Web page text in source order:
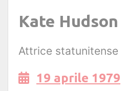
Kate Hudson
Attrice statunitense
19 aprile 1979